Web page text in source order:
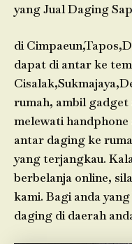
yang Jual Daging
di
dapat di antar ke
rumah, ambil
melewati handphone
antar daging ke
yang terjangkau.
berbelanja online,
kami. Bagi anda
daging di daerah